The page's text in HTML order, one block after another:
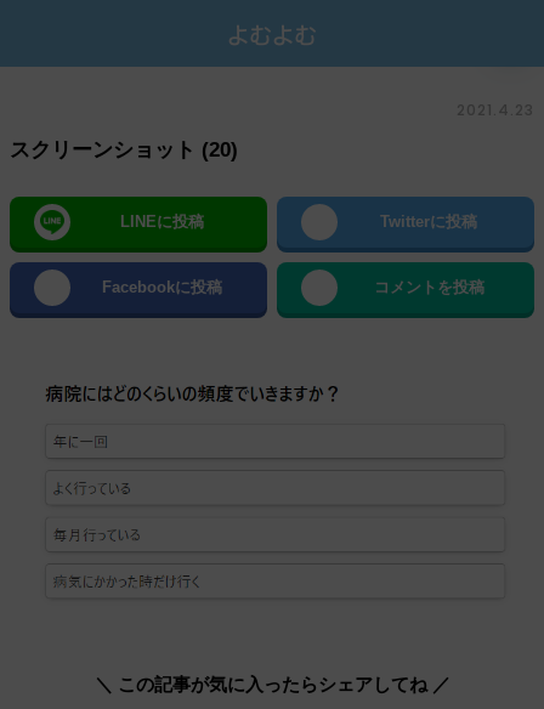
2021.4.23
スクリーンショット (20)
LINEに投稿 Twitterに投稿
Facebookに投稿 コメントを投稿
＼ この記事が気に入ったらシェアしてね ／